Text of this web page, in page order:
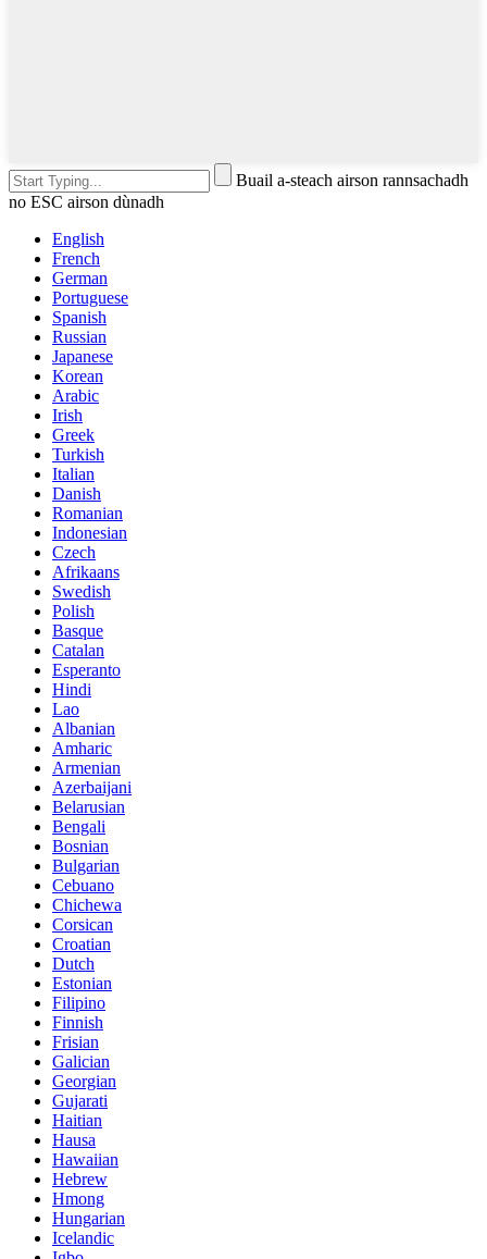
Buail a-steach airson rannsachadh
no ESC airson dùnadh
English
French
German
Portuguese
Spanish
Russian
Japanese
Korean
Arabic
Irish
Greek
Turkish
Italian
Danish
Romanian
Indonesian
Czech
Afrikaans
Swedish
Polish
Basque
Catalan
Esperanto
Hindi
Lao
Albanian
Amharic
Armenian
Azerbaijani
Belarusian
Bengali
Bosnian
Bulgarian
Cebuano
Chichewa
Corsican
Croatian
Dutch
Estonian
Filipino
Finnish
Frisian
Galician
Georgian
Gujarati
Haitian
Hausa
Hawaiian
Hebrew
Hmong
Hungarian
Icelandic